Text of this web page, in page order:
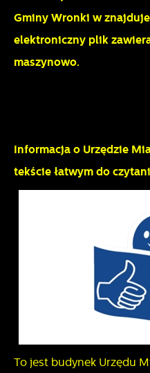
Gminy Wronki w
elektroniczny plik
maszynowo.
Informacja o Urzędzie
tekście łatwym do
To jest budynek Urzędu